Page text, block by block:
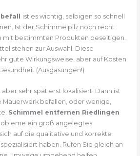
ist es wichtig, selbigen so schnell
Ist der Schimmelpilz noch recht
mit bestimmten Produkten beseitigen.
stehen zur Auswahl. Diese
gute Wirkungsweise, aber auf Kosten
(Ausgasungen!).
sehr spät erst lokalisiert. Dann ist
befallen, oder wenige,
Schimmel entfernen Riedlingen
ein groß angelegtes
auf die qualitative und korrekte
haben. Rufen Sie gleich an